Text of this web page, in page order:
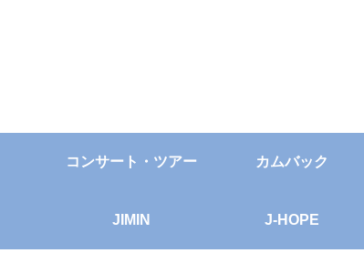
コンサート・ツアー カムバック
JIMIN J-HOPE